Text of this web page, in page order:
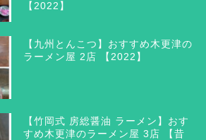
【2022】
【九州とんこつ】おすすめ木更津の
ラーメン屋 2店 【2022】
【竹岡式 房総醤油 ラーメン】おす
すめ木更津のラーメン屋 3店 【昔